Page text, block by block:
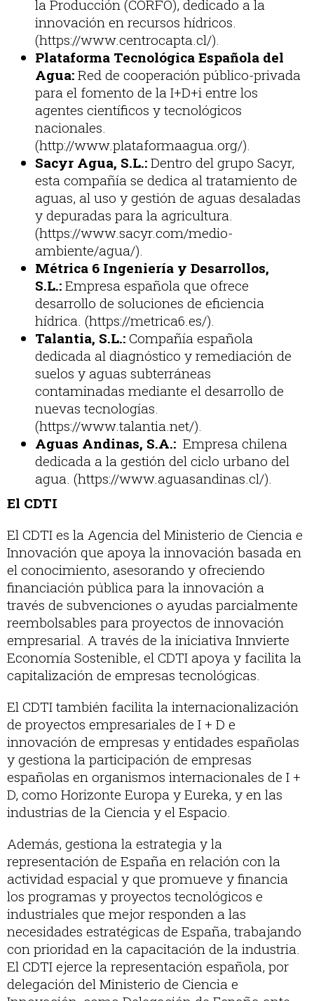
la Producción (CORFO), dedicado a la
innovación en recursos hídricos.
(https://www.centrocapta.cl/).
Plataforma Tecnológica Española del
Agua: Red de cooperación público-privada
para el fomento de la I+D+i entre los
agentes científicos y tecnológicos
nacionales.
(http://www.plataformaagua.org/).
Sacyr Agua, S.L.: Dentro del grupo Sacyr,
esta compañía se dedica al tratamiento de
aguas, al uso y gestión de aguas desaladas
y depuradas para la agricultura.
(https://www.sacyr.com/medio-
ambiente/agua/).
Métrica 6 Ingeniería y Desarrollos,
S.L.: Empresa española que ofrece
desarrollo de soluciones de eficiencia
hídrica. (https://metrica6.es/).
Talantia, S.L.: Compañía española
dedicada al diagnóstico y remediación de
suelos y aguas subterráneas
contaminadas mediante el desarrollo de
nuevas tecnologías.
(https://www.talantia.net/).
Aguas Andinas, S.A.: Empresa chilena
dedicada a la gestión del ciclo urbano del
agua. (https://www.aguasandinas.cl/).
El CDTI
El CDTI es la Agencia del Ministerio de Ciencia e
Innovación que apoya la innovación basada en
el conocimiento, asesorando y ofreciendo
financiación pública para la innovación a
través de subvenciones o ayudas parcialmente
reembolsables para proyectos de innovación
empresarial. A través de la iniciativa Innvierte
Economía Sostenible, el CDTI apoya y facilita la
capitalización de empresas tecnológicas.
El CDTI también facilita la internacionalización
de proyectos empresariales de I + D e
innovación de empresas y entidades españolas
y gestiona la participación de empresas
españolas en organismos internacionales de I +
D, como Horizonte Europa y Eureka, y en las
industrias de la Ciencia y el Espacio.
Además, gestiona la estrategia y la
representación de España en relación con la
actividad espacial y que promueve y financia
los programas y proyectos tecnológicos e
industriales que mejor responden a las
necesidades estratégicas de España, trabajando
con prioridad en la capacitación de la industria.
El CDTI ejerce la representación española, por
delegación del Ministerio de Ciencia e